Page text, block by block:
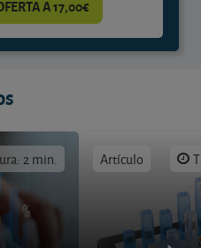
A 17,00€
2 min. Artículo